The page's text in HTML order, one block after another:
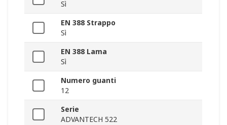
Sì
EN 388 Strappo
Sì
EN 388 Lama
Sì
Numero guanti
12
Serie
ADVANTECH 522